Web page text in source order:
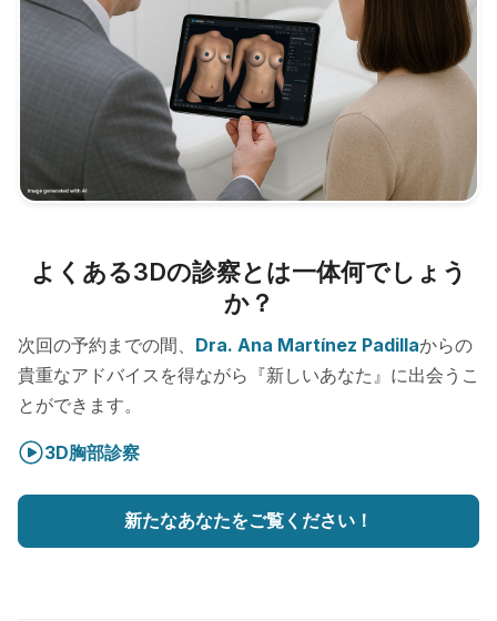
よくある3Dの診察とは一体何でしょう
か？
次回の予約までの間、 Dra. Ana Martínez Padillaからの
貴重なアドバイスを得ながら『新しいあなた』に出会うこ
とができます。
3D胸部診察
新たなあなたをご覧ください！